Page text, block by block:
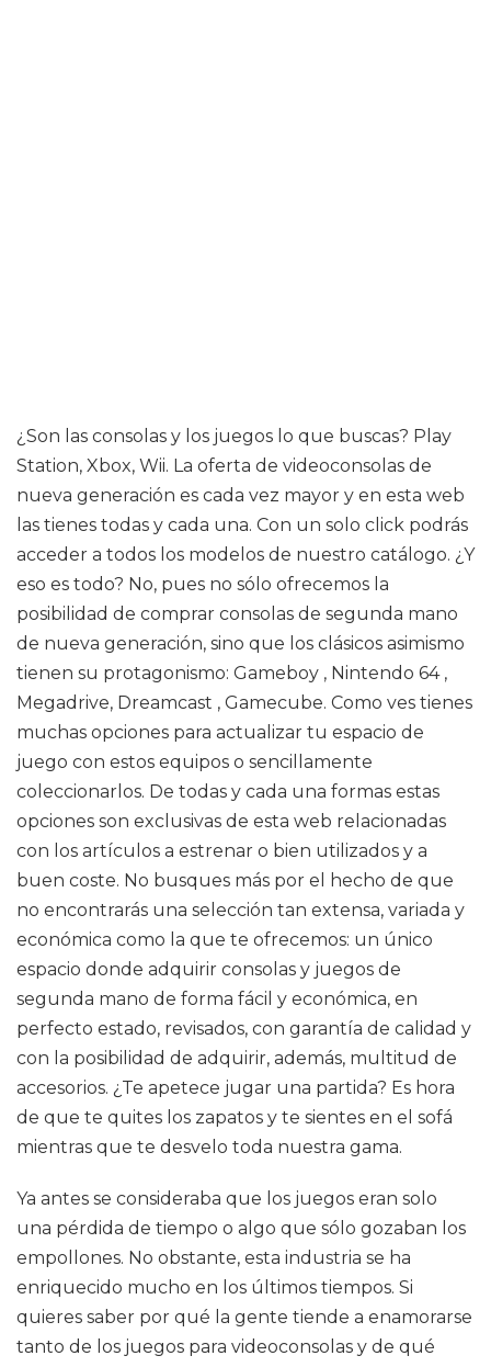
¿Son las consolas y los juegos lo que buscas? Play
Station, Xbox, Wii. La oferta de videoconsolas de
nueva generación es cada vez mayor y en esta web
las tienes todas y cada una. Con un solo click podrás
acceder a todos los modelos de nuestro catálogo. ¿Y
eso es todo? No, pues no sólo ofrecemos la
posibilidad de comprar consolas de segunda mano
de nueva generación, sino que los clásicos asimismo
tienen su protagonismo: Gameboy , Nintendo 64 ,
Megadrive, Dreamcast , Gamecube. Como ves tienes
muchas opciones para actualizar tu espacio de
juego con estos equipos o sencillamente
coleccionarlos. De todas y cada una formas estas
opciones son exclusivas de esta web relacionadas
con los artículos a estrenar o bien utilizados y a
buen coste. No busques más por el hecho de que
no encontrarás una selección tan extensa, variada y
económica como la que te ofrecemos: un único
espacio donde adquirir consolas y juegos de
segunda mano de forma fácil y económica, en
perfecto estado, revisados, con garantía de calidad y
con la posibilidad de adquirir, además, multitud de
accesorios. ¿Te apetece jugar una partida? Es hora
de que te quites los zapatos y te sientes en el sofá
mientras que te desvelo toda nuestra gama.
Ya antes se consideraba que los juegos eran solo
una pérdida de tiempo o algo que sólo gozaban los
empollones. No obstante, esta industria se ha
enriquecido mucho en los últimos tiempos. Si
quieres saber por qué la gente tiende a enamorarse
tanto de los juegos para videoconsolas y de qué